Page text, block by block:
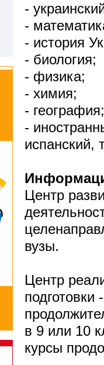
-
-
- история
- биология;
- физика;
- химия;
- география;
-
испанский,
Центр
вузы.
Центр
подготовки
в 9 или 10
курсы